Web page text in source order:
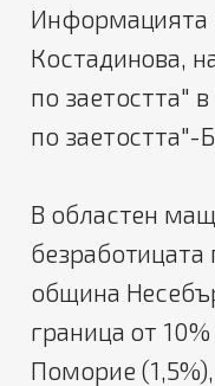
Информацията
Костадинова,
по заетостта"
по заетостта"-
В областен
община
граница от
Поморие